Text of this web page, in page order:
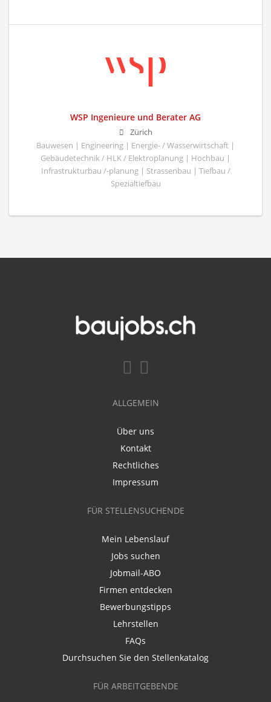
WSP Ingenieure und Berater AG
Zürich
Bauwesen | Engineering | Energie- / Wasserwirtschaft |
Gebäudetechnik / HLK / Elektroplanung | Hochbau |
Infrastrukturbau /-planung | Strassenbau | Tiefbau /
Spezialtiefbau
ALLGEMEIN
Über uns
Kontakt
Rechtliches
Impressum
FÜR STELLENSUCHENDE
Mein Lebenslauf
Jobs suchen
Jobmail-ABO
Firmen entdecken
Bewerbungstipps
Lehrstellen
FAQs
Durchsuchen Sie den Stellenkatalog
FÜR ARBEITGEBENDE